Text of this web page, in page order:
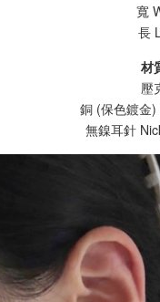
寬
長
材
壓
銅 (保色鍍金
無鎳耳針